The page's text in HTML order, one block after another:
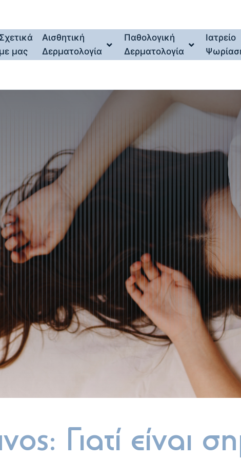
μας
Αισθητική
Δερματολογία
Παθολογική
Δερματολογία
Ιατρείο
Γιατί είναι